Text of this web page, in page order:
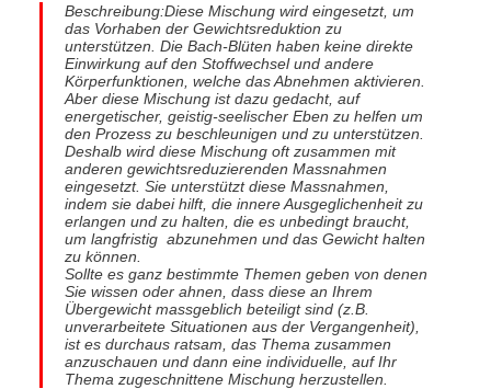
Beschreibung:Diese Mischung wird eingesetzt, um
das Vorhaben der Gewichtsreduktion zu
unterstützen. Die Bach-Blüten haben keine direkte
Einwirkung auf den Stoffwechsel und andere
Körperfunktionen, welche das Abnehmen aktivieren.
Aber diese Mischung ist dazu gedacht, auf
energetischer, geistig-seelischer Eben zu helfen um
den Prozess zu beschleunigen und zu unterstützen.
Deshalb wird diese Mischung oft zusammen mit
anderen gewichtsreduzierenden Massnahmen
eingesetzt. Sie unterstützt diese Massnahmen,
indem sie dabei hilft, die innere Ausgeglichenheit zu
erlangen und zu halten, die es unbedingt braucht,
um langfristig abzunehmen und das Gewicht halten
zu können.
Sollte es ganz bestimmte Themen geben von denen
Sie wissen oder ahnen, dass diese an Ihrem
Übergewicht massgeblich beteiligt sind (z.B.
unverarbeitete Situationen aus der Vergangenheit),
ist es durchaus ratsam, das Thema zusammen
anzuschauen und dann eine individuelle, auf Ihr
Thema zugeschnittene Mischung herzustellen.